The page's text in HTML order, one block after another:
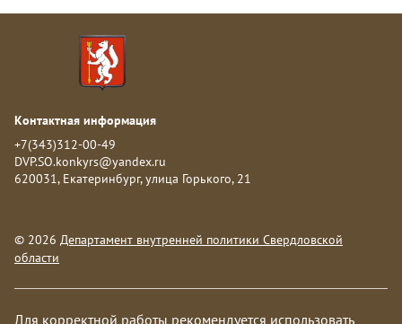
Контактная информация
+7(343)312-00-49
DVP.SO.konkyrs@yandex.ru
620031, Екатеринбург, улица Горького, 21
© 2026 Департамент внутренней политики Свердловской
области
Для корректной работы рекомендуется использовать